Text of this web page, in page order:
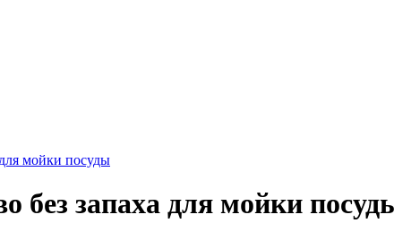
мойки посуды
без запаха для мойки